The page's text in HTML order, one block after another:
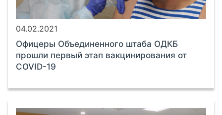
04.02.2021
Офицеры Объединенного штаба ОДКБ
прошли первый этап вакцинирования от
COVID-19